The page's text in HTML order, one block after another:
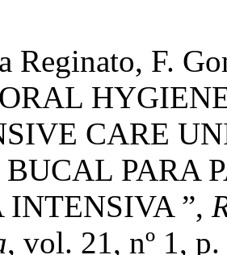
Reginato, F.
CARE
PARA
”,
, vol. 21, nº 1,